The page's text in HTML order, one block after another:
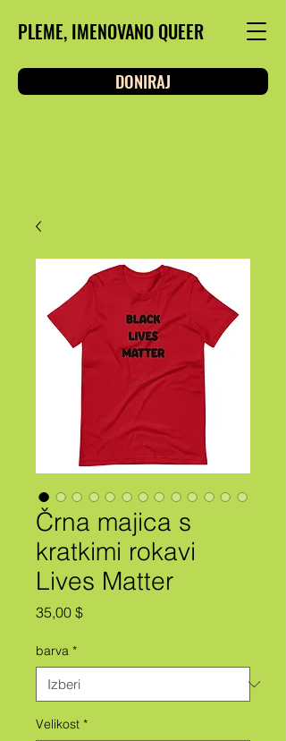
PLEME, IMENOVANO QUEER
DONIRAJ
Črna majica s
kratkimi rokavi
Lives Matter
35,00 $Price
barva *
Velikost *